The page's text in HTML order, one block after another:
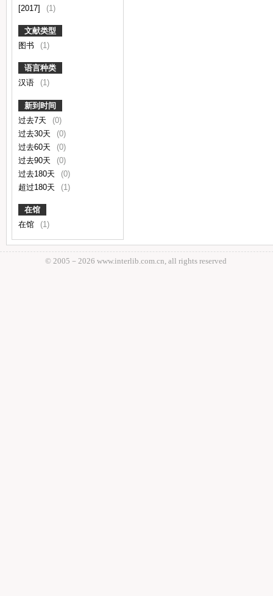
[2017]
(1)
文献类型
图书
(1)
语言种类
汉语
(1)
新到时间
过去7天
(0)
过去30天
(0)
过去60天
(0)
过去90天
(0)
过去180天
(0)
超过180天
(1)
在馆
在馆
(1)
© 2005－ 2026 www.interlib.com.cn, all rights reserved